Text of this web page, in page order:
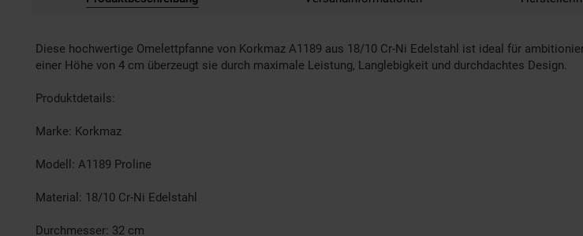
Diese hochwertige Omelettpfanne von Korkmaz A1189 aus 18/10 Cr-Ni Edelstahl ist ideal für
einer Höhe von 4 cm überzeugt sie durch maximale Leistung, Langlebigkeit und durchdachtes Design.
Produktdetails:
Marke: Korkmaz
Modell: A1189 Proline
Material: 18/10 Cr-Ni Edelstahl
Durchmesser: 32 cm